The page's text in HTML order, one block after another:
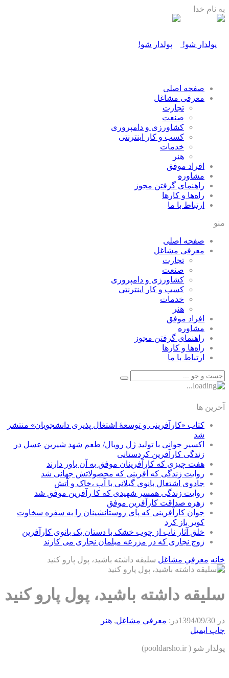
به نام خدا
صفحه اصلی
معرفی مشاغل
تجارت
صنعت
كشاورزی و دامپروری
كسب و كار اينترنتی
خدمات
هنر
افراد موفق
مشاوره
راهنمای گرفتن مجوز
راه‌ها و كارها
ارتباط با ما
منو
صفحه اصلی
معرفی مشاغل
تجارت
صنعت
كشاورزی و دامپروری
كسب و كار اينترنتی
خدمات
هنر
افراد موفق
مشاوره
راهنمای گرفتن مجوز
راه‌ها و كارها
ارتباط با ما
آخرین ها
کتاب «کارآفرینی و توسعۀ اشتغال پذیری دانشجویان» منتشر
شد
اکسیر جوانی با تولید ژل رویال/ طعم شهد شیرین عسل‌ در
زندگی کارآفرین کردستانی
هفت چیزی که کارآفرینان موفق به آن باور دارند
روایت زندگی که آفرینی که محصولاتش جهانی شد
جادوی اشتغال بانوی گیلانی با آب ،خاک و آتش
روایت زندگی همسر شهیدی که کا رآفرین موفق شد
زهره صداقت کارآفرین موفق
جوان کارآفرینی که پای روستانشینان را به سفره سخاوت
کویر باز کرد
خلق آثار ناب از چوب خشک با دستان یک بانوی کارآفرین
زوج نجاری که در مزرعه مبلمان نجاری می کارند
خانه معرفي مشاغل سلیقه داشته باشید، پول پارو کنید
سلیقه داشته باشید، پول پارو کنید
در 1394/09/30در: معرفي مشاغل, هنر
چاپ ایمیل
پولدار شو ( pooldarsho.ir)